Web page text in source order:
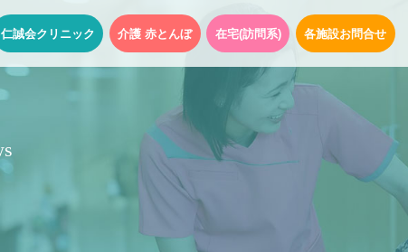
仁誠会クリニック 介護 赤とんぼ 在宅(訪問系) 各施設お問合せ